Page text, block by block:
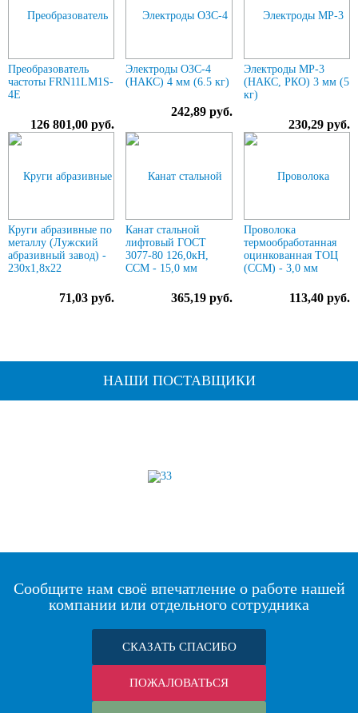
Преобразователь
частоты FRN11LM1S-
4E
126 801,00 руб.
Электроды ОЗС-4
(НАКС) 4 мм (6.5 кг)
242,89 руб.
Электроды МР-3
(НАКС, РКО) 3 мм (5
кг)
230,29 руб.
Круги абразивные по
металлу (Лужский
абразивный завод) -
230х1,8х22
71,03 руб.
Канат стальной
лифтовый ГОСТ
3077-80 126,0кН,
ССМ - 15,0 мм
365,19 руб.
Проволока
термообработанная
оцинкованная ТОЦ
(ССМ) - 3,0 мм
113,40 руб.
НАШИ ПОСТАВЩИКИ
Сообщите нам своё впечатление о работе нашей
компании или отдельного сотрудника
СКАЗАТЬ СПАСИБО
ПОЖАЛОВАТЬСЯ